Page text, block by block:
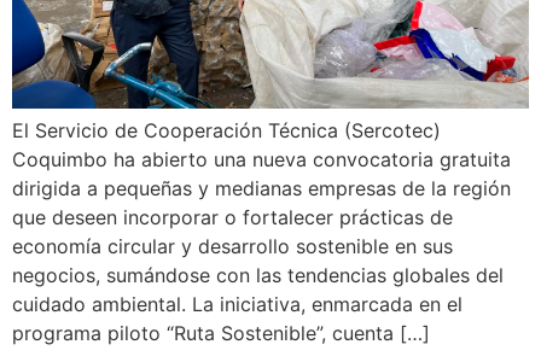
El Servicio de Cooperación Técnica (Sercotec)
Coquimbo ha abierto una nueva convocatoria gratuita
dirigida a pequeñas y medianas empresas de la región
que deseen incorporar o fortalecer prácticas de
economía circular y desarrollo sostenible en sus
negocios, sumándose con las tendencias globales del
cuidado ambiental. La iniciativa, enmarcada en el
programa piloto “Ruta Sostenible”, cuenta […]